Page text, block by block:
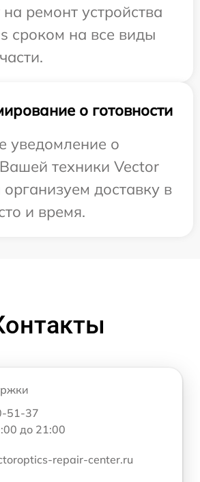
ремонт устройства
сроком на все виды
о готовности
уведомление о
техники Vector
доставку в
и время.
51-37
до 21:00
repair-center.ru